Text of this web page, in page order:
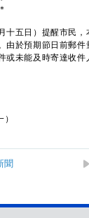
＊
五日）提醒市民，
由於預期節日前郵件
或未能及時寄達收
聞